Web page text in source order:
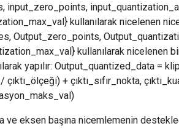
input_zero_points,
kullanılarak nicelenen
Output_zero_points,
kullanılarak nicelenen
yapılır: Output_quantized_data =
+ çıktı_sıfır_nokta,
ve eksen başına nicemlemenin